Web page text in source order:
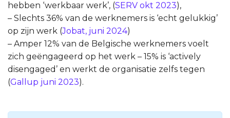
hebben ‘werkbaar werk’, (SERV okt 2023),
– Slechts 36% van de werknemers is ‘echt gelukkig’
op zijn werk (Jobat, juni 2024)
– Amper 12% van de Belgische werknemers voelt
zich geëngageerd op het werk – 15% is ‘actively
disengaged’ en werkt de organisatie zelfs tegen
(Gallup juni 2023).